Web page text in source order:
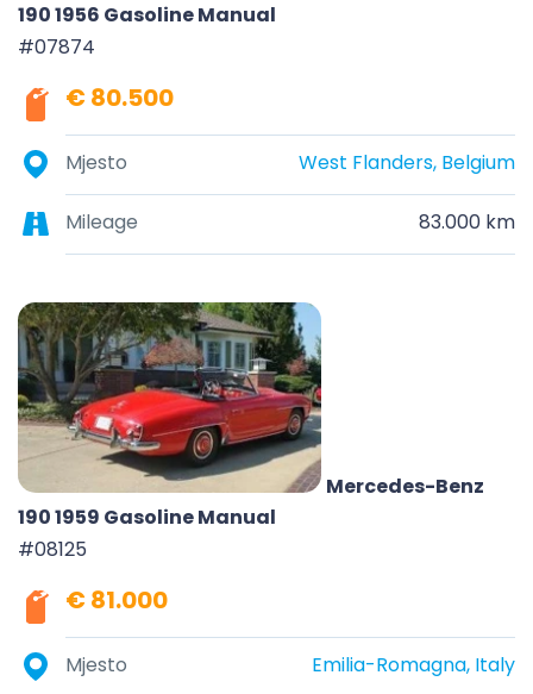
190 1956 Gasoline Manual
#07874
€ 80.500
Mjesto West Flanders, Belgium
Mileage 83.000 km
Mercedes-Benz
190 1959 Gasoline Manual
#08125
€ 81.000
Mjesto Emilia-Romagna, Italy